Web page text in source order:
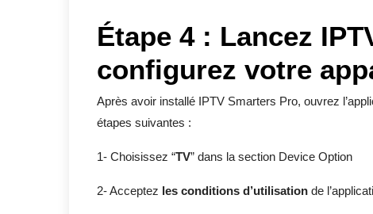
Étape 4 : Lancez
configurez votre
Après avoir installé IPTV Smarters Pro, ouvrez
étapes suivantes :
1- Choisissez “TV” dans la section Device Option
2- Acceptez les conditions d’utilisation de